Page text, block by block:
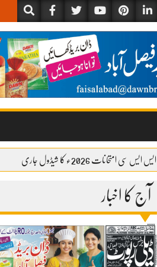
ایس ایس سی امتحانات 2026ء کا شیڈول جاری
آج کا اخبار